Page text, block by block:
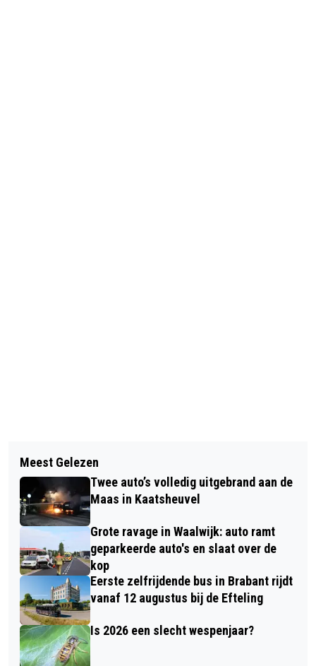
CONTAINERBRAND BIJ PRISMA IN
WAALWIJK: GEVEL FLINK
BESCHADIGD
FEEST IN DRUNEN: NEGEN
DEELNEMERS POSTCODE LOTERIJ
VERDELEN 1 MILJOEN EURO
Meest Gelezen
Twee auto’s volledig uitgebrand aan de
Maas in Kaatsheuvel
Grote ravage in Waalwijk: auto ramt
geparkeerde auto's en slaat over de
kop
Eerste zelfrijdende bus in Brabant rijdt
vanaf 12 augustus bij de Efteling
Is 2026 een slecht wespenjaar?